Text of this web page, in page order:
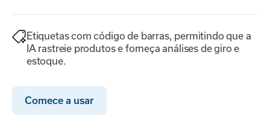
Etiquetas com código de barras, permitindo que a
IA rastreie produtos e forneça análises de giro e
estoque.
Comece a usar